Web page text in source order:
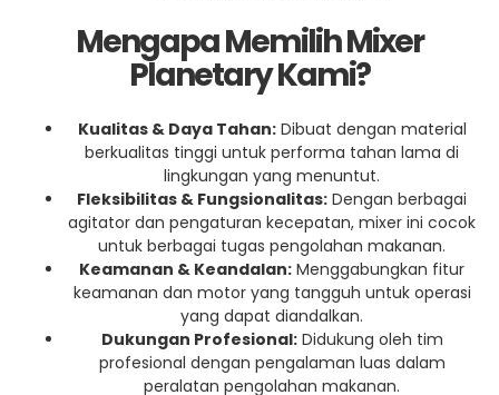
Mengapa Memilih Mixer
Planetary Kami?
Kualitas & Daya Tahan:Dibuat dengan material
berkualitas tinggi untuk performa tahan lama di
lingkungan yang menuntut.
Fleksibilitas & Fungsionalitas: Dengan berbagai
agitator dan pengaturan kecepatan, mixer ini cocok
untuk berbagai tugas pengolahan makanan.
Keamanan & Keandalan: Menggabungkan fitur
keamanan dan motor yang tangguh untuk operasi
yang dapat diandalkan.
Dukungan Profesional:Didukung oleh tim
profesional dengan pengalaman luas dalam
peralatan pengolahan makanan.